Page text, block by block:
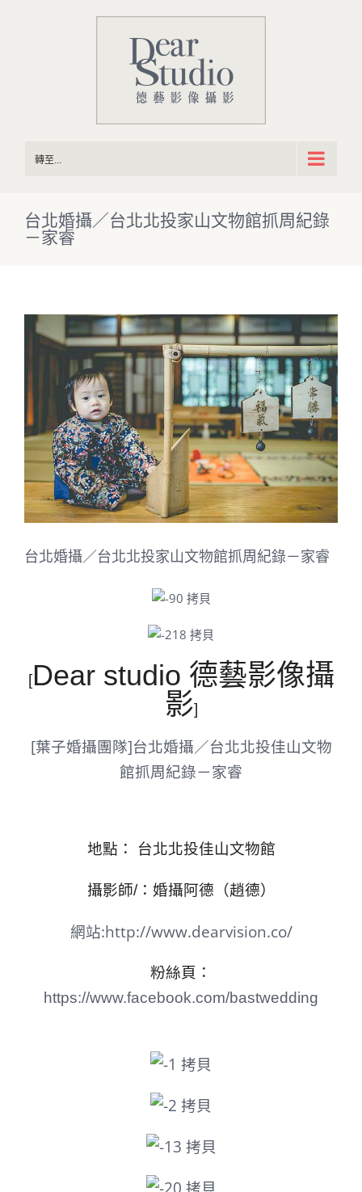
轉至...
台北婚攝／台北北投家山文物館抓周紀錄
－家睿
View
Larger
台北婚攝／台北北投家山文物館抓周紀錄－家睿
[Dear studio 德藝影像攝
影]
[葉子婚攝團隊]台北婚攝／台北北投佳山文物
館抓周紀錄－家睿
地點： 台北北投佳山文物館
攝影師/：婚攝阿德（趙德）
網站:http://www.dearvision.co/
粉絲頁：
https://www.facebook.com/bastwedding